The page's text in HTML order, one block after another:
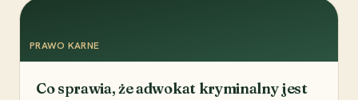
PRAWO KARNE
Co sprawia, że adwokat kryminalny jest